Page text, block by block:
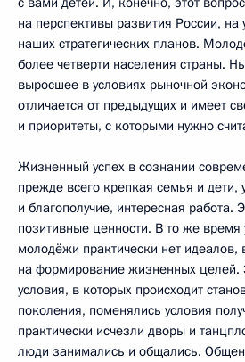
на перспективы развития России, на
наших стратегических планов.
более четверти населения страны.
выросшее в условиях рыночной
отличается от предыдущих и имеет
и приоритеты, с которыми нужно
Жизненный успех в сознании
прежде всего крепкая семья и
и благополучие, интересная работа.
позитивные ценности. В то же время
молодёжи практически нет
на формирование жизненных целей.
условия, в которых происходит
поколения, поменялись условия
практически исчезли дворы и
люди занимались и общались.